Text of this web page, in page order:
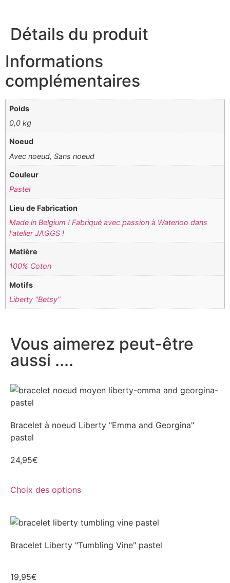
Détails du produit
Informations
complémentaires
Poids
0,0 kg
Noeud
Avec noeud, Sans noeud
Couleur
Pastel
Lieu de Fabrication
Made in Belgium ! Fabriqué avec passion à Waterloo dans
l'atelier JAGGS !
Matière
100% Coton
Motifs
Liberty "Betsy"
Vous aimerez peut-être
aussi ....
Bracelet à noeud Liberty "Emma and Georgina"
pastel
24,95€
Choix des options
Bracelet Liberty "Tumbling Vine" pastel
19,95€